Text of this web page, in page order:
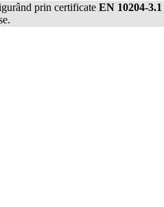
prin certificate EN 10204-3.1